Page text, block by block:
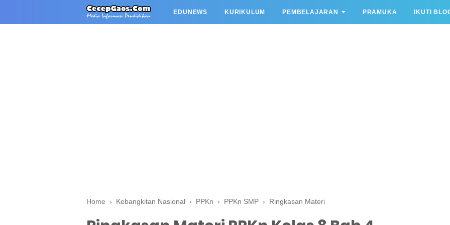
EDUNEWS KURIKULUM PEMBELAJARAN PRAMUKA IKUTI
Home › Kebangkitan Nasional › PPKn › PPKn SMP › Ringkasan Materi